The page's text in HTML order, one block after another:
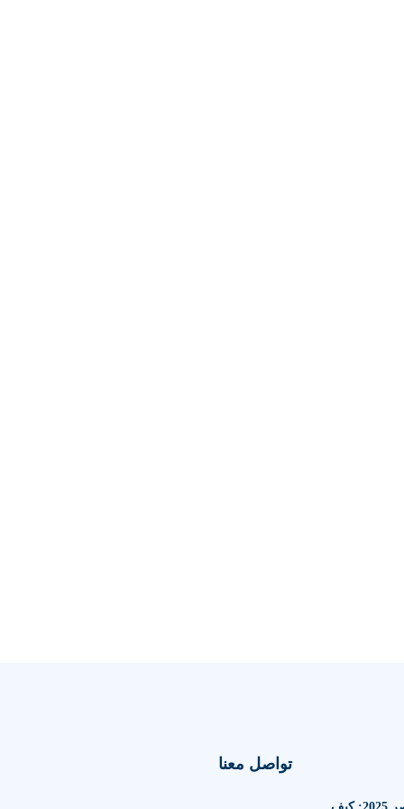
تواصل معنا